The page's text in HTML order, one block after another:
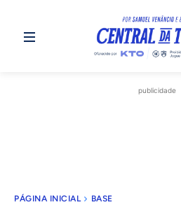
publicidade
PÁGINA INICIAL BASE